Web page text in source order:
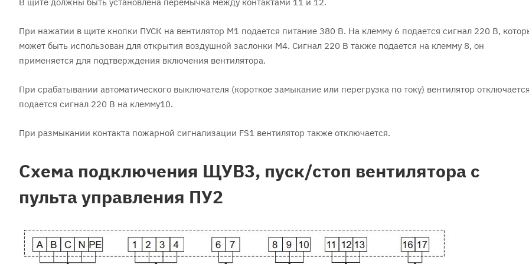
При нажатии в щите кнопки ПУСК на вентилятор М1 подается питание 380 В. На клемму 6 подается сигнал 220 В,
может быть использован для открытия воздушной заслонки М4. Сигнал 220 В также подается на клемму 8, он
применяется для подтверждения включения вентилятора.
При срабатывании автоматического выключателя (короткое замыкание или перегрузка по току) вентилятор
подается сигнал 220 В на клемму10.
При размыкании контакта пожарной сигнализации FS1 вентилятор также отключается.
Схема подключения ЩУВ3, пуск/стоп вентилятора с
пульта управления ПУ2